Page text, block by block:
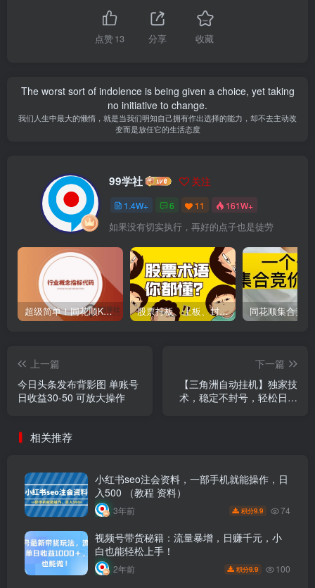
点赞13 分享 收藏
The worst sort of indolence is being given a choice, yet taking
no initiative to change.
我们人生中最大的懒惰，就是当我们明知自己拥有作出选择的能力，却不去主动改
变而是放任它的生活态度
99学社 关注
1.4W+ 6 11 161W+
如果没有切实执行，再好的点子也是徒劳
超级简单！同花顺K线界面显示行业概念指标代码图解 股票打板、上板、封板、翘板、炸板是什么意思？炒股你必须懂的暗语！
上一篇
今日头条发布背影图 单账号
日收益30-50 可放大操作
下一篇
【三角洲自动挂机】独家技
术，稳定不封号，轻松日入
相关推荐
小红书seo注会资料，一部手机就能操作，日
入500 （教程 资料）
3年前 积分9.9 74
视频号带货秘籍：流量暴增，日赚千元，小
白也能轻松上手！
2年前 积分9.9 100